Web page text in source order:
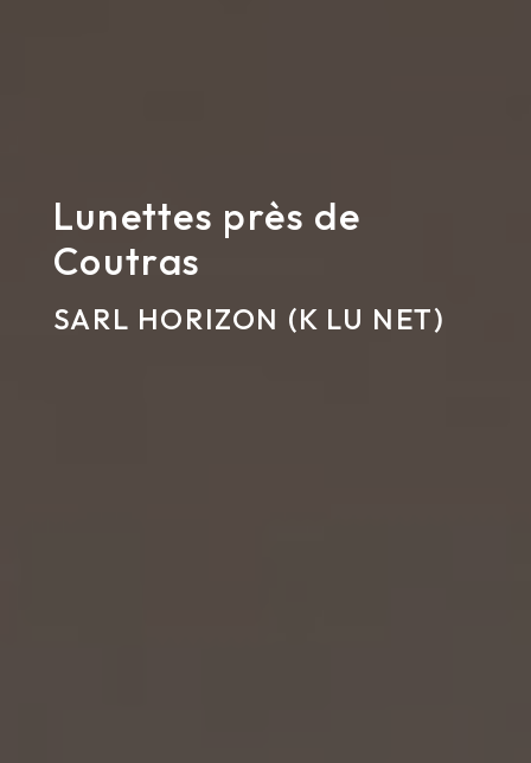
Lunettes près de
Coutras
SARL HORIZON (K LU NET)